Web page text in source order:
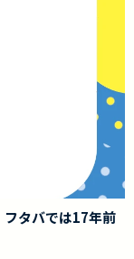
フタバでは17年前